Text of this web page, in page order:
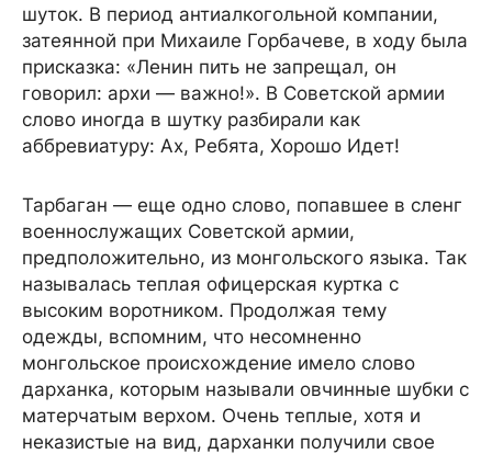
шуток. В период антиалкогольной компании,
затеянной при Михаиле Горбачеве, в ходу была
присказка: «Ленин пить не запрещал, он
говорил: архи — важно!». В Советской армии
слово иногда в шутку разбирали как
аббревиатуру: Ах, Ребята, Хорошо Идет!
Тарбаган — еще одно слово, попавшее в сленг
военнослужащих Советской армии,
предположительно, из монгольского языка. Так
называлась теплая офицерская куртка с
высоким воротником. Продолжая тему
одежды, вспомним, что несомненно
монгольское происхождение имело слово
дарханка, которым называли овчинные шубки с
матерчатым верхом. Очень теплые, хотя и
неказистые на вид, дарханки получили свое